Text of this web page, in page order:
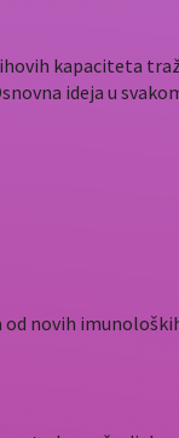
kapaciteta
ideja u
novih